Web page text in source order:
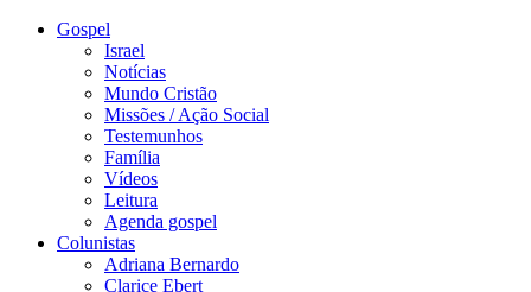
Gospel
Israel
Notícias
Mundo Cristão
Missões / Ação Social
Testemunhos
Família
Vídeos
Leitura
Agenda gospel
Colunistas
Adriana Bernardo
Clarice Ebert